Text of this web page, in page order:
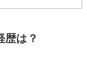
歴は？